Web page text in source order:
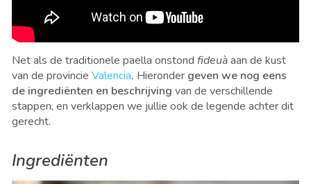
Net als de traditionele paella onstond fideuàaan de kust
van de provincie Valencia. Hieronder geven we nog eens
de ingrediënten en beschrijving van de verschillende
stappen, en verklappen we jullie ook de legende achter dit
gerecht.
Ingrediënten